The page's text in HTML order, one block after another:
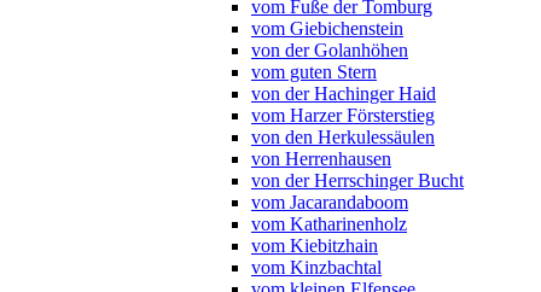
vom Fuße der Tomburg
vom Giebichenstein
von der Golanhöhen
vom guten Stern
von der Hachinger Haid
vom Harzer Försterstieg
von den Herkulessäulen
von Herrenhausen
von der Herrschinger Bucht
vom Jacarandaboom
vom Katharinenholz
vom Kiebitzhain
vom Kinzbachtal